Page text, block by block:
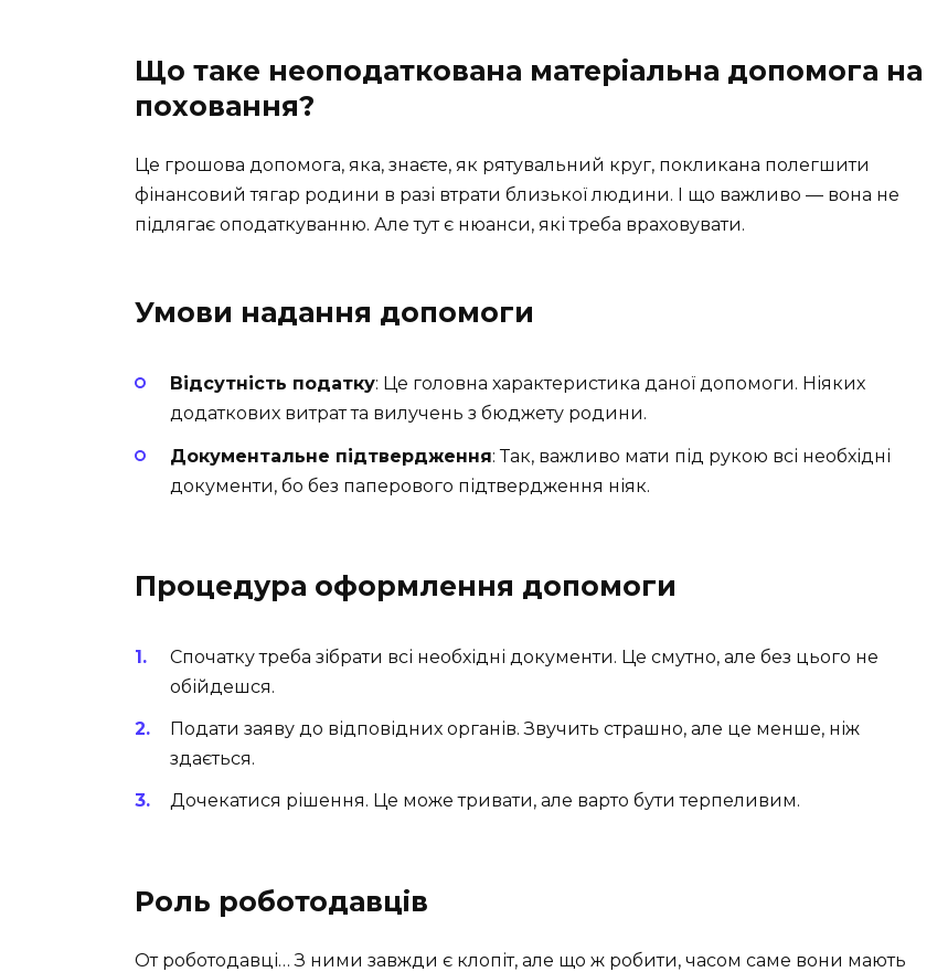
Що таке неоподаткована матеріальна допомога на
поховання?
Це грошова допомога, яка, знаєте, як рятувальний круг, покликана полегшити
фінансовий тягар родини в разі втрати близької людини. І що важливо — вона не
підлягає оподаткуванню. Але тут є нюанси, які треба враховувати.
Умови надання допомоги
Відсутність податку: Це головна характеристика даної допомоги. Ніяких
додаткових витрат та вилучень з бюджету родини.
Документальне підтвердження: Так, важливо мати під рукою всі необхідні
документи, бо без паперового підтвердження ніяк.
Процедура оформлення допомоги
Спочатку треба зібрати всі необхідні документи. Це смутно, але без цього не
обійдешся.
Подати заяву до відповідних органів. Звучить страшно, але це менше, ніж
здається.
Дочекатися рішення. Це може тривати, але варто бути терпеливим.
Роль роботодавців
От роботодавці… З ними завжди є клопіт, але що ж робити, часом саме вони мають